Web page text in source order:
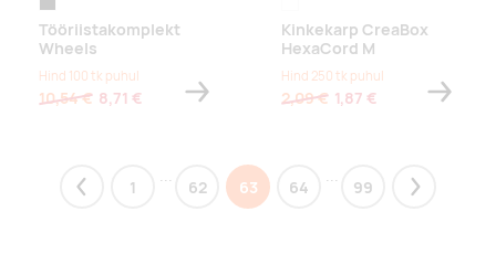
Tööriistakomplekt
Wheels
Hind 100 tk puhul
10,54 € 8,71 €
Kinkekarp CreaBox
HexaCord M
Hind 250 tk puhul
2,09 € 1,87 €
Previous
1
...
62 63 64
...
99 Next